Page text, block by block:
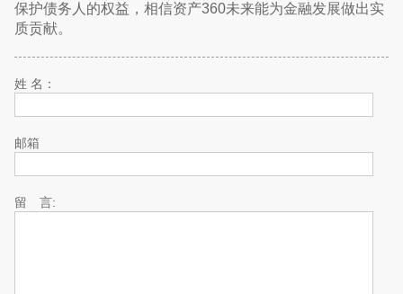
保护债务人的权益，相信资产360未来能为金融发展做出实
质贡献。
姓 名：
邮箱
留 言: